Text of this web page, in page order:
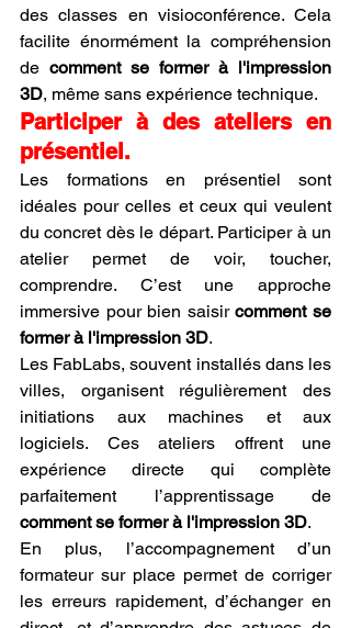
des classes en visioconférence. Cela
facilite énormément la compréhension
de comment se former à l'impression
3D, même sans expérience technique.
Participer à des ateliers en
présentiel.
Les formations en présentiel sont
idéales pour celles et ceux qui veulent
du concret dès le départ. Participer à un
atelier permet de voir, toucher,
comprendre. C’est une approche
immersive pour bien saisir comment se
former à l'impression 3D.
Les FabLabs, souvent installés dans les
villes, organisent régulièrement des
initiations aux machines et aux
logiciels. Ces ateliers offrent une
expérience directe qui complète
comment se former à l'impression 3D.
En plus, l’accompagnement d’un
formateur sur place permet de corriger
les erreurs rapidement, d’échanger en